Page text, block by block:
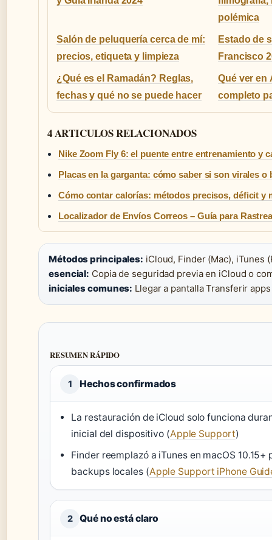
polémica
Salón de peluquería cerca de mí:
precios, etiqueta y limpieza
Estado de
Francisco
¿Qué es el Ramadán? Reglas,
fechas y qué no se puede hacer
Qué ver en
completo
4 ARTICULOS RELACIONADOS
Nike Zoom Fly 6: el puente entre entrenamiento y
Placas en la garganta: cómo saber si son virales o
Cómo contar calorías: métodos precisos, déficit y
Localizador de Envíos Correos – Guía para
Métodos principales: iCloud, Finder (Mac), iTunes
esencial: Copia de seguridad previa en iCloud o
iniciales comunes: Llegar a pantalla Transferir
RESUMEN RÁPIDO
1 Hechos confirmados
La restauración de iCloud solo funciona
inicial del dispositivo (Apple Support)
Finder reemplazó a iTunes en macOS 10.15+
backups locales (Apple Support iPhone
2 Qué no está claro